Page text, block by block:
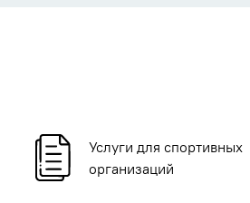
Услуги для спортивных
организаций